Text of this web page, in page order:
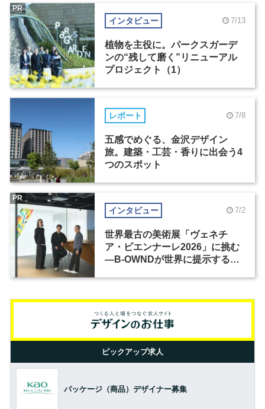
インタビュー 7/13
植物を主役に。パークスガーデ
ンの“残して磨く”リニューアル
プロジェクト（1）
PR
レポート 7/8
五感でめぐる、金沢デザイン
旅。建築・工芸・香りに出会う4
つのスポット
インタビュー 7/2
世界最古の美術展「ヴェネチ
ア・ビエンナーレ2026」に挑む
―B-OWNDが世界に提示する美
PR
ピックアップ求人
パッケージ（商品）デザイナー募集